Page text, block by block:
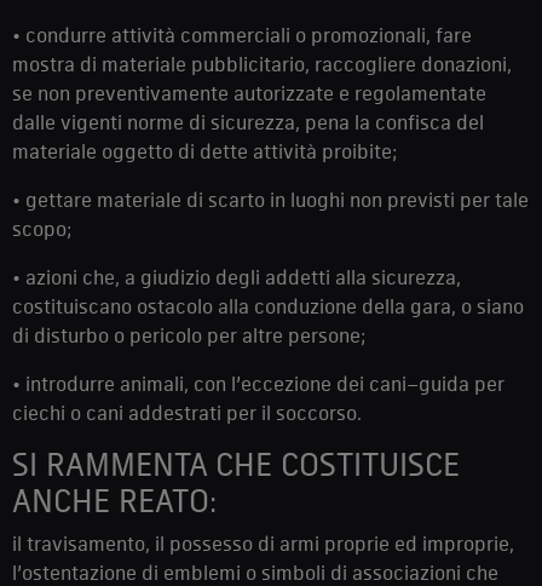
• condurre attività commerciali o promozionali, fare
mostra di materiale pubblicitario, raccogliere donazioni,
se non preventivamente autorizzate e regolamentate
dalle vigenti norme di sicurezza, pena la confisca del
materiale oggetto di dette attività proibite;
• gettare materiale di scarto in luoghi non previsti per tale
scopo;
• azioni che, a giudizio degli addetti alla sicurezza,
costituiscano ostacolo alla conduzione della gara, o siano
di disturbo o pericolo per altre persone;
• introdurre animali, con l’eccezione dei cani–guida per
ciechi o cani addestrati per il soccorso.
SI RAMMENTA CHE COSTITUISCE
ANCHE REATO:
il travisamento, il possesso di armi proprie ed improprie,
l’ostentazione di emblemi o simboli di associazioni che